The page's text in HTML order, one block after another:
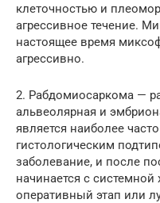
клеточностью и
агрессивное течение.
настоящее время
агрессивно.
2. Рабдомиосаркома —
альвеолярная и
является наиболее
гистологическим
заболевание, и после
начинается с
оперативный этап или